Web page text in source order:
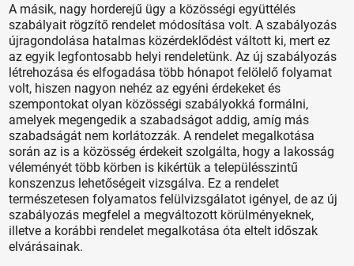
A másik, nagy horderejű ügy a közösségi együttélés
szabályait rögzítő rendelet módosítása volt. A szabályozás
újragondolása hatalmas közérdeklődést váltott ki, mert ez
az egyik legfontosabb helyi rendeletünk. Az új szabályozás
létrehozása és elfogadása több hónapot felölelő folyamat
volt, hiszen nagyon nehéz az egyéni érdekeket és
szempontokat olyan közösségi szabályokká formálni,
amelyek megengedik a szabadságot addig, amíg más
szabadságát nem korlátozzák. A rendelet megalkotása
során az is a közösség érdekeit szolgálta, hogy a lakosság
véleményét több körben is kikértük a településszintű
konszenzus lehetőségeit vizsgálva. Ez a rendelet
természetesen folyamatos felülvizsgálatot igényel, de az új
szabályozás megfelel a megváltozott körülményeknek,
illetve a korábbi rendelet megalkotása óta eltelt időszak
elvárásainak.